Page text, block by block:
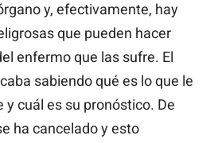
y, efectivamente, hay
que pueden hacer
enfermo que las sufre. El
sabiendo qué es lo que le
cuál es su pronóstico. De
ha cancelado y esto